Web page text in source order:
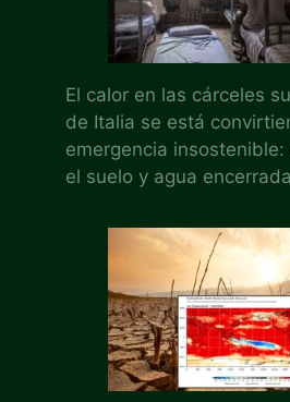
El calor en las cárceles
de Italia se está
emergencia insostenible:
el suelo y agua encerrada